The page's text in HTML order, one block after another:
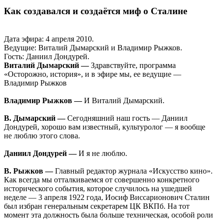
Как создавался и создаётся миф о Сталине
Дата эфира: 4 апреля 2010.
Ведущие: Виталий Дымарский и Владимир Рыжков.
Гость: Даниил Дондурей.
Виталий Дымарский —Здравствуйте, программа
«Осторожно, история», и в эфире мы, ее ведущие —
Владимир Рыжков
Владимир Рыжков —И Виталий Дымарский.
В. Дымарский —Сегодняшний наш гость — Даниил
Дондурей, хорошо вам известный, культуролог — я вообще
не люблю этого слова.
Даниил Дондурей —И я не люблю.
В. Рыжков —Главный редактор журнала «Искусство кино».
Как всегда мы отталкиваемся от совершенно конкретного
исторического события, которое случилось на ушедшей
неделе — 3 апреля 1922 года, Иосиф Виссарионович Сталин
был избран генеральным секретарем ЦК ВКПб. На тот
момент эта должность была больше техническая, особой роли